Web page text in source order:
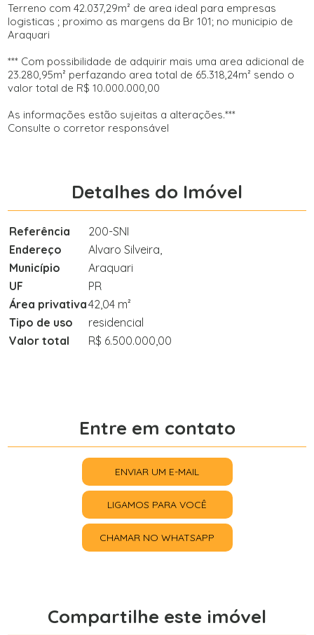
Terreno com 42.037,29m² de area ideal para empresas
logisticas ; proximo as margens da Br 101; no municipio de
Araquari
*** Com possibilidade de adquirir mais uma area adicional de
23.280,95m² perfazando area total de 65.318,24m² sendo o
valor total de R$ 10.000.000,00
As informações estão sujeitas a alterações.***
Consulte o corretor responsável
Detalhes do Imóvel
Referência
200-SNI
Endereço
Alvaro Silveira,
Município
Araquari
UF
PR
Área privativa42,04 m²
Tipo de uso
residencial
Valor total
R$ 6.500.000,00
Entre em contato
ENVIAR UM E-MAIL
LIGAMOS PARA VOCÊ
CHAMAR NO WHATSAPP
Compartilhe este imóvel